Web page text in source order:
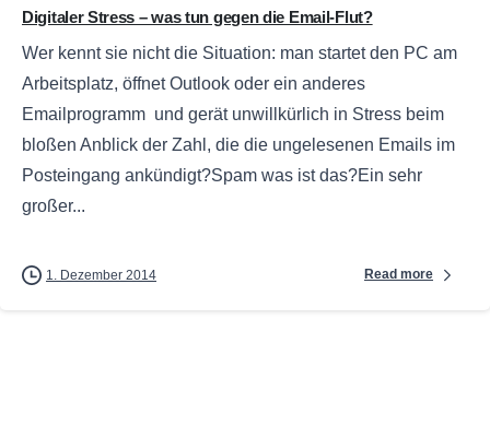
Digitaler Stress – was tun gegen die Email-Flut?
Wer kennt sie nicht die Situation: man startet den PC am
Arbeitsplatz, öffnet Outlook oder ein anderes
Emailprogramm und gerät unwillkürlich in Stress beim
bloßen Anblick der Zahl, die die ungelesenen Emails im
Posteingang ankündigt?Spam was ist das?Ein sehr
großer...
1. Dezember 2014 Read more